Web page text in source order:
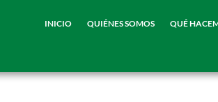
INICIO QUIÉNES SOMOS QUÉ